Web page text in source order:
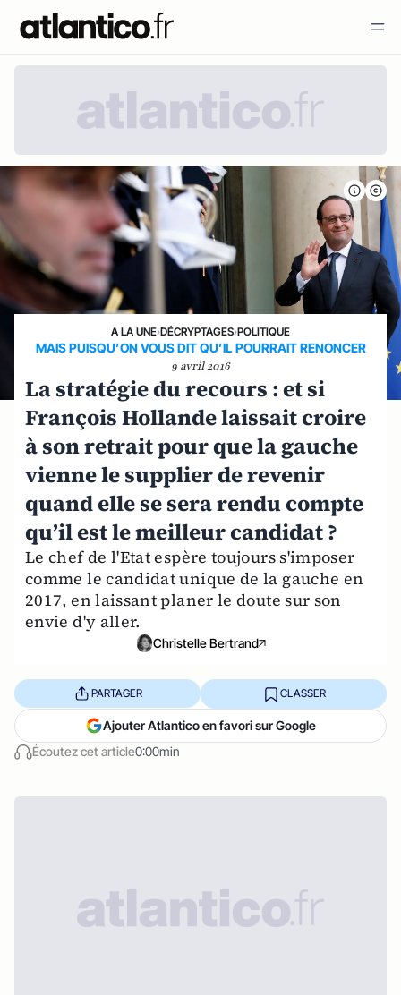
A LA UNE›DÉCRYPTAGES›POLITIQUE
MAIS PUISQU’ON VOUS DIT QU’IL POURRAIT RENONCER
9 avril 2016
La stratégie du recours : et si
François Hollande laissait croire
à son retrait pour que la gauche
vienne le supplier de revenir
quand elle se sera rendu compte
qu’il est le meilleur candidat ?
Le chef de l'Etat espère toujours s'imposer
comme le candidat unique de la gauche en
2017, en laissant planer le doute sur son
envie d'y aller.
Christelle Bertrand
Écoutez cet article0:00min
PARTAGER CLASSER
Ajouter Atlantico en favori sur Google